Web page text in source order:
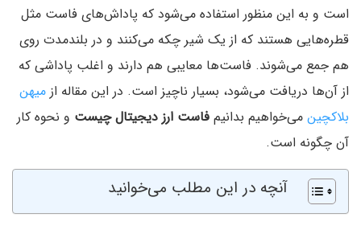
است و به این منظور استفاده می‌شود که پاداش‌های فاست‌ مثل
قطره‌هایی هستند که از یک شیر چکه می‌کنند و در بلندمدت روی
هم جمع می‌شوند. فاست‌ها معایبی هم دارند و اغلب پاداشی که
از آن‌ها دریافت می‌شود، بسیار ناچیز است. در این مقاله از میهن
بلاکچین می‌خواهیم بدانیم فاست ارز دیجیتال چیست و نحوه کار
آن چگونه است.
آنچه در این مطلب می‌خوانید